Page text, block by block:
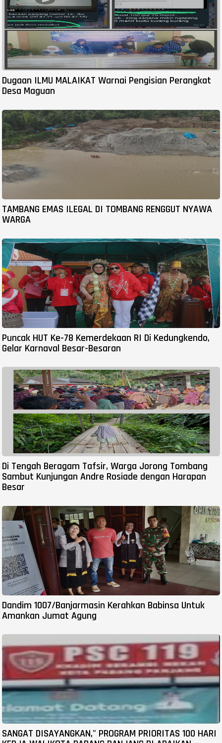
Dugaan ILMU MALAIKAT Warnai Pengisian Perangkat
Desa Maguan
TAMBANG EMAS ILEGAL DI TOMBANG RENGGUT NYAWA
WARGA
Puncak HUT Ke-78 Kemerdekaan RI Di Kedungkendo,
Gelar Karnaval Besar-Besaran
Di Tengah Beragam Tafsir, Warga Jorong Tombang
Sambut Kunjungan Andre Rosiade dengan Harapan
Besar
Dandim 1007/Banjarmasin Kerahkan Babinsa Untuk
Amankan Jumat Agung
SANGAT DISAYANGKAN," PROGRAM PRIORITAS 100 HARI